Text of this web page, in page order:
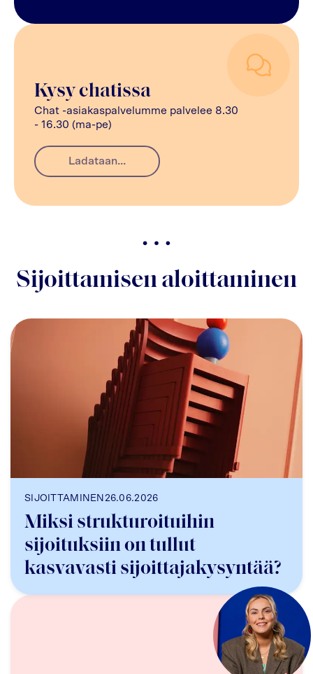
Kysy chatissa
Chat -asiakaspalvelumme palvelee 8.30
- 16.30 (ma-pe)
Ladataan...
Sijoittamisen aloittaminen
SIJOITTAMINEN 26.06.2026
Miksi strukturoituihin
sijoituksiin on tullut
kasvavasti sijoittajakysyntää?